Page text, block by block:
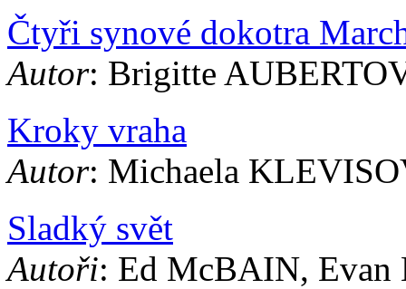
Čtyři synové dokotra
Autor: Brigitte
Kroky vraha
Autor: Michaela
Sladký svět
Autoři: Ed McBAIN, Evan